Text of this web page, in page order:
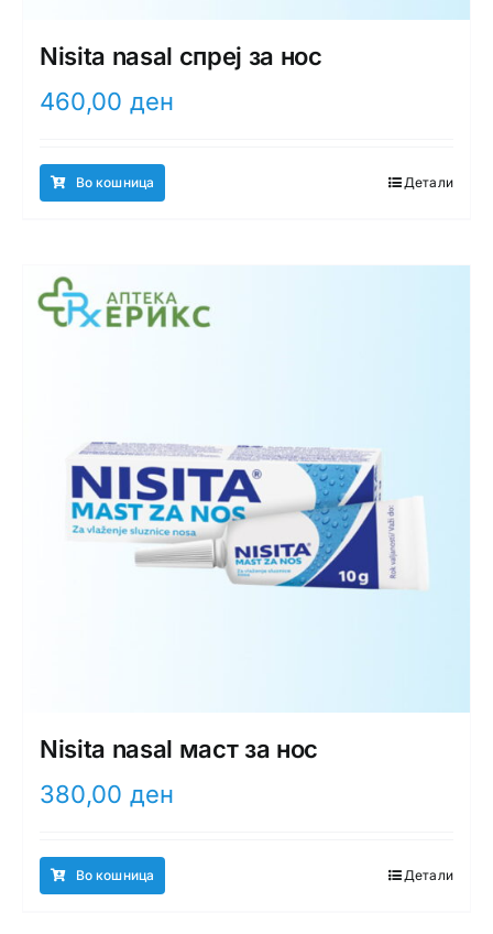
Nisita nasal спреј за нос
460,00 ден
Во кошница Детали
Nisita nasal маст за нос
380,00 ден
Во кошница Детали